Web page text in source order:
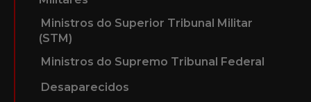
Ministros do Superior Tribunal Militar
(STM)
Ministros do Supremo Tribunal Federal
Desaparecidos